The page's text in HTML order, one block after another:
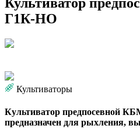
Г1К-НО
Культиваторы
Культиватор предпосевной
предназначен для рыхления,